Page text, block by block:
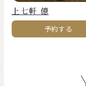
上七軒 億
予約する